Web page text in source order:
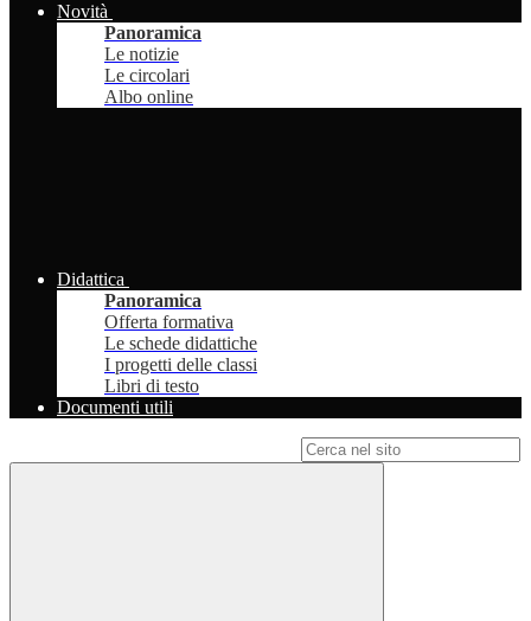
Novità
Panoramica
Le notizie
Le circolari
Albo online
Didattica
Panoramica
Offerta formativa
Le schede didattiche
I progetti delle classi
Libri di testo
Documenti utili